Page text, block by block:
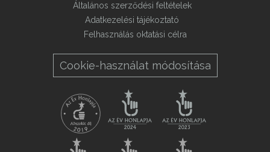
Általános szerződési feltételek
Adatkezelési tájékoztató
Felhasználás oktatási célra
Cookie-használat módosítása